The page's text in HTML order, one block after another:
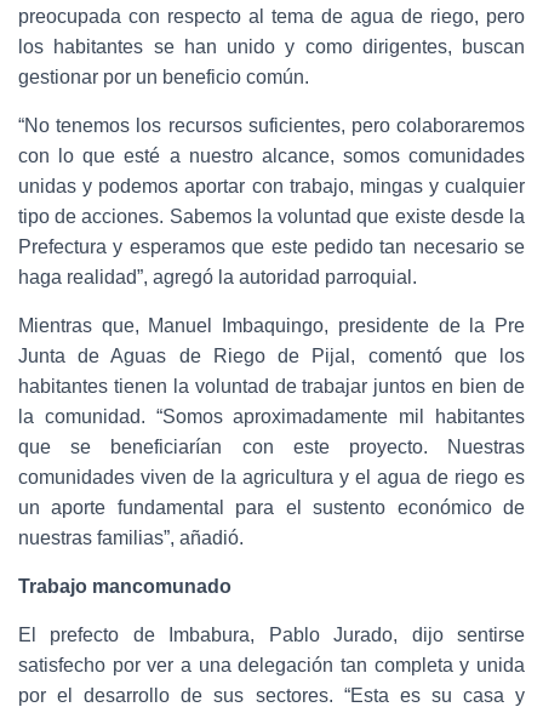
preocupada con respecto al tema de agua de riego, pero
los habitantes se han unido y como dirigentes, buscan
gestionar por un beneficio común.
“No tenemos los recursos suficientes, pero colaboraremos
con lo que esté a nuestro alcance, somos comunidades
unidas y podemos aportar con trabajo, mingas y cualquier
tipo de acciones. Sabemos la voluntad que existe desde la
Prefectura y esperamos que este pedido tan necesario se
haga realidad”, agregó la autoridad parroquial.
Mientras que, Manuel Imbaquingo, presidente de la Pre
Junta de Aguas de Riego de Pijal, comentó que los
habitantes tienen la voluntad de trabajar juntos en bien de
la comunidad. “Somos aproximadamente mil habitantes
que se beneficiarían con este proyecto. Nuestras
comunidades viven de la agricultura y el agua de riego es
un aporte fundamental para el sustento económico de
nuestras familias”, añadió.
Trabajo mancomunado
El prefecto de Imbabura, Pablo Jurado, dijo sentirse
satisfecho por ver a una delegación tan completa y unida
por el desarrollo de sus sectores. “Esta es su casa y